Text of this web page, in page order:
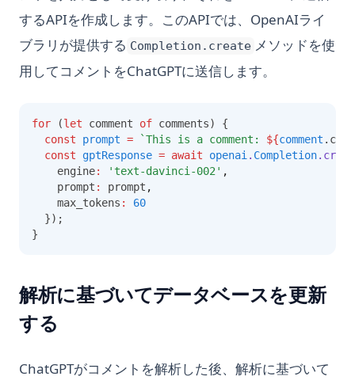
するAPIを作成します。このAPIでは、OpenAIライ
ブラリが提供する Completion.create メソッドを使
用してコメントをChatGPTに送信します。
for (let comment of comments) {
const
prompt = `This is a comment: ${comment
const
gptResponse = await openai. Completion
    engine
: 'text-davinci-002' ,
    prompt
: prompt ,
    max_tokens
:
60
  });
}
解析に基づいてデータベースを更新
する
ChatGPTがコメントを解析した後、解析に基づいて